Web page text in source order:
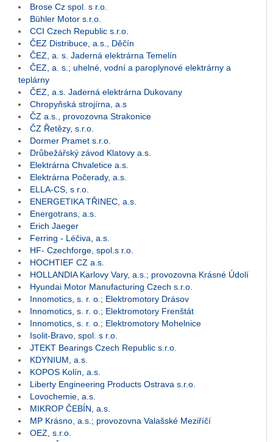
Brose Cz spol. s r.o.
Bühler Motor s.r.o.
CCI Czech Republic s.r.o.
ČEZ Distribuce, a.s., Děčín
ČEZ, a. s. Jaderná elektrárna Temelín
ČEZ, a. s.; uhelné, vodní a paroplynové elektrárny a
teplárny
ČEZ, a.s. Jaderná elektrárna Dukovany
Chropyňská strojírna, a.s
ČZ a.s., provozovna Strakonice
ČZ Řetězy, s.r.o.
Dormer Pramet s.r.o.
Drůbežářský závod Klatovy a.s.
Elektrárna Chvaletice a.s.
Elektrárna Počerady, a.s.
ELLA-CS, s r.o.
ENERGETIKA TŘINEC, a.s.
Energotrans, a.s.
Erich Jaeger
Ferring - Léčiva, a.s.
HF- Czechforge, spol.s r.o.
HOCHTIEF CZ a.s.
HOLLANDIA Karlovy Vary, a.s.; provozovna Krásné Údolí
Hyundai Motor Manufacturing Czech s.r.o.
Innomotics, s. r. o.; Elektromotory Drásov
Innomotics, s. r. o.; Elektromotory Frenštát
Innomotics, s. r. o.; Elektromotory Mohelnice
Isolit-Bravo, spol. s r.o.
JTEKT Bearings Czech Republic s.r.o.
KDYNIUM, a.s.
KOPOS Kolín, a.s.
Liberty Engineering Products Ostrava s.r.o.
Lovochemie, a.s.
MIKROP ČEBÍN, a.s.
MP Krásno, a.s.; provozovna Valašské Meziříčí
OEZ, s.r.o.